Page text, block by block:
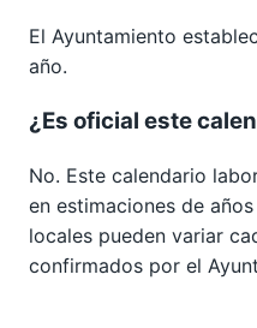
El Ayuntamiento
año.
¿Es oficial este
No. Este calendario
en estimaciones de
locales pueden variar
confirmados por el